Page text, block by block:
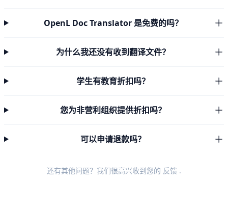
OpenL Doc Translator 是免费的吗？
为什么我还没有收到翻译文件？
学生有教育折扣吗？
您为非营利组织提供折扣吗？
可以申请退款吗？
还有其他问题？我们很高兴收到您的 反馈 .